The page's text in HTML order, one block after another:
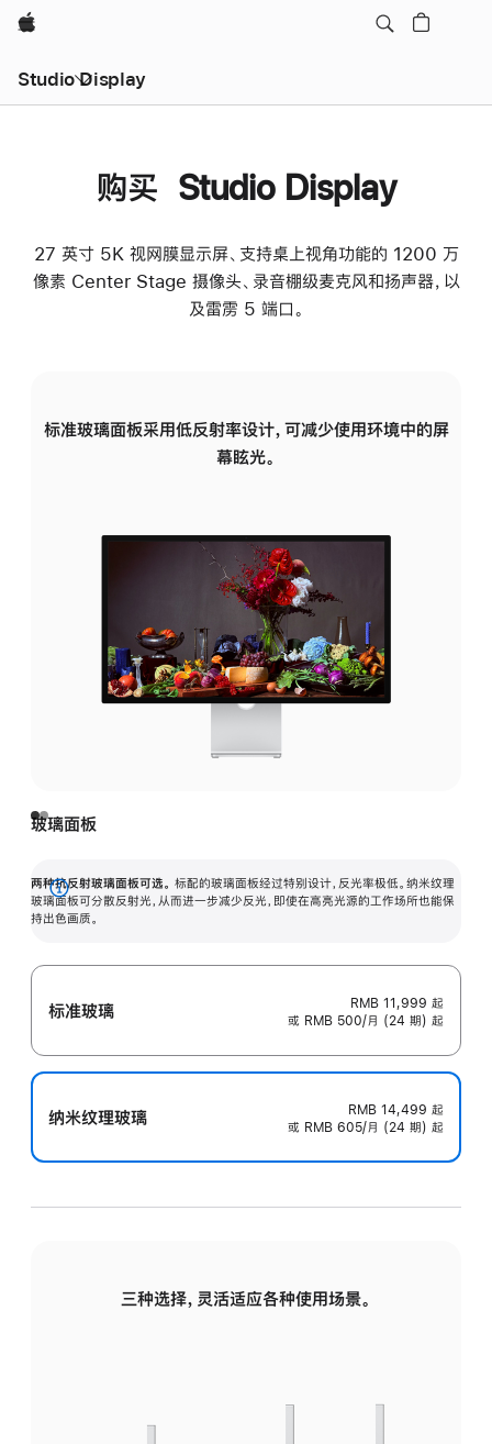
Apple
Studio Display
购买 Studio Display
27 英寸 5K 视网膜显示屏、支持桌上视角功能的 1200 万
像素 Center Stage 摄像头、录音棚级麦克风和扬声器，以
及雷雳 5 端口。
标准玻璃面板采用低反射率设计，可减少使用环境中的屏
幕眩光。
玻璃面板
两种抗反射玻璃面板可选。 标配的玻璃面板经过特别设计，反光率极低。纳米纹理
玻璃面板可分散反射光，从而进一步减少反光，即使在高亮光源的工作场所也能保
持出色画质。
展
开
标准玻璃 RMB 11,999 起
或 RMB 500/月 (24 期) 起
纳米纹理玻璃 RMB 14,499 起
或 RMB 605/月 (24 期) 起
三种选择，灵活适应各种使用场景。